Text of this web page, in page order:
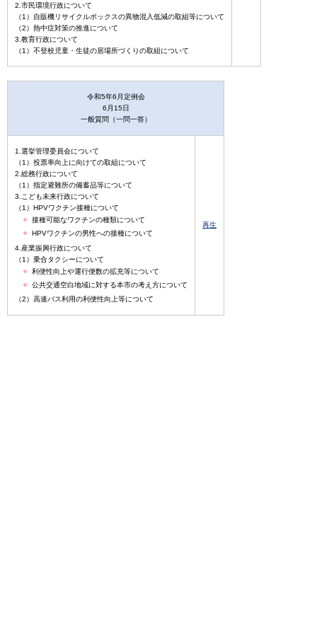
2.市民環境行政について
（1）自販機リサイクルボックスの異物混入低減の取組等について
（2）熱中症対策の推進について
3.教育行政について
（1）不登校児童・生徒の居場所づくりの取組について
令和5年6月定例会
6月15日
一般質問（一問一答）
1.選挙管理委員会について
（1）投票率向上に向けての取組について
2.総務行政について
（1）指定避難所の備蓄品等について
3.こども未来行政について
（1）HPVワクチン接種について
接種可能なワクチンの種類について
HPVワクチンの男性への接種について
4.産業振興行政について
（1）乗合タクシーについて
利便性向上や運行便数の拡充等について
公共交通空白地域に対する本市の考え方について
（2）高速バス利用の利便性向上等について
再生